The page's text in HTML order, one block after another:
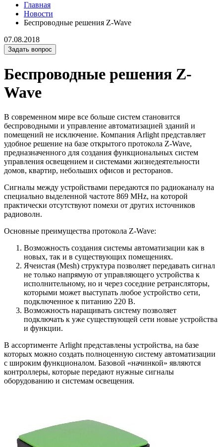
Главная
Новости
Беспроводные решения Z-Wave
07.08.2018
Задать вопрос
Беспроводные решения Z-
Wave
В современном мире все больше систем становится
беспроводными и управление автоматизацией зданий и
помещений не исключение. Компания Arlight представляет
удобное решение на базе открытого протокола Z-Wave,
предназначенного для создания функциональных систем
управления освещением и системами жизнедеятельности
домов, квартир, небольших офисов и ресторанов.
Сигналы между устройствами передаются по радиоканалу на
специально выделенной частоте 869 MHz, на которой
практически отсутствуют помехи от других источников
радиоволн.
Основные преимущества протокола Z-Wave:
Возможность создания системы автоматизации как в
новых, так и в существующих помещениях.
Ячеистая (Mesh) структура позволяет передавать сигнал
не только напрямую от управляющего устройства к
исполнительному, но и через соседние ретрансляторы,
которыми может выступать любое устройство сети,
подключенное к питанию 220 В.
Возможность наращивать систему позволяет
подключать к уже существующей сети новые устройства
и функции.
В ассортименте Arlight представлены устройства, на базе
которых можно создать полноценную систему автоматизации
с широким функционалом. Базовой «начинкой» являются
контроллеры, которые передают нужные сигналы
оборудованию и системам освещения.